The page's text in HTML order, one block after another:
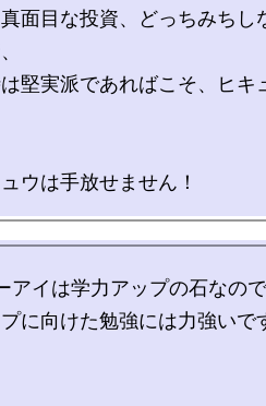
面目な投資、どっちみちし
堅実派であればこそ、ヒキ
アイは学力アップの石なの
に向けた勉強には力強いで